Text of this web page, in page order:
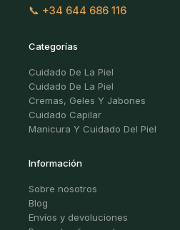
📞 +34 644 686 116
Categorías
Cuidado De La Piel
Cuidado De La Piel
Cremas, Geles Y Jabones
Cuidado Capilar
Manicura Y Cuidado Del Piel
Información
Sobre nosotros
Blog
Envíos y devoluciones